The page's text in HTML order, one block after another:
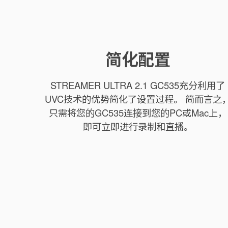
简化配置
STREAMER ULTRA 2.1 GC535充分利用了
UVC技术的优势简化了设置过程。 简而言之
只需将您的GC535连接到您的PC或Mac上，
即可立即进行录制和直播。